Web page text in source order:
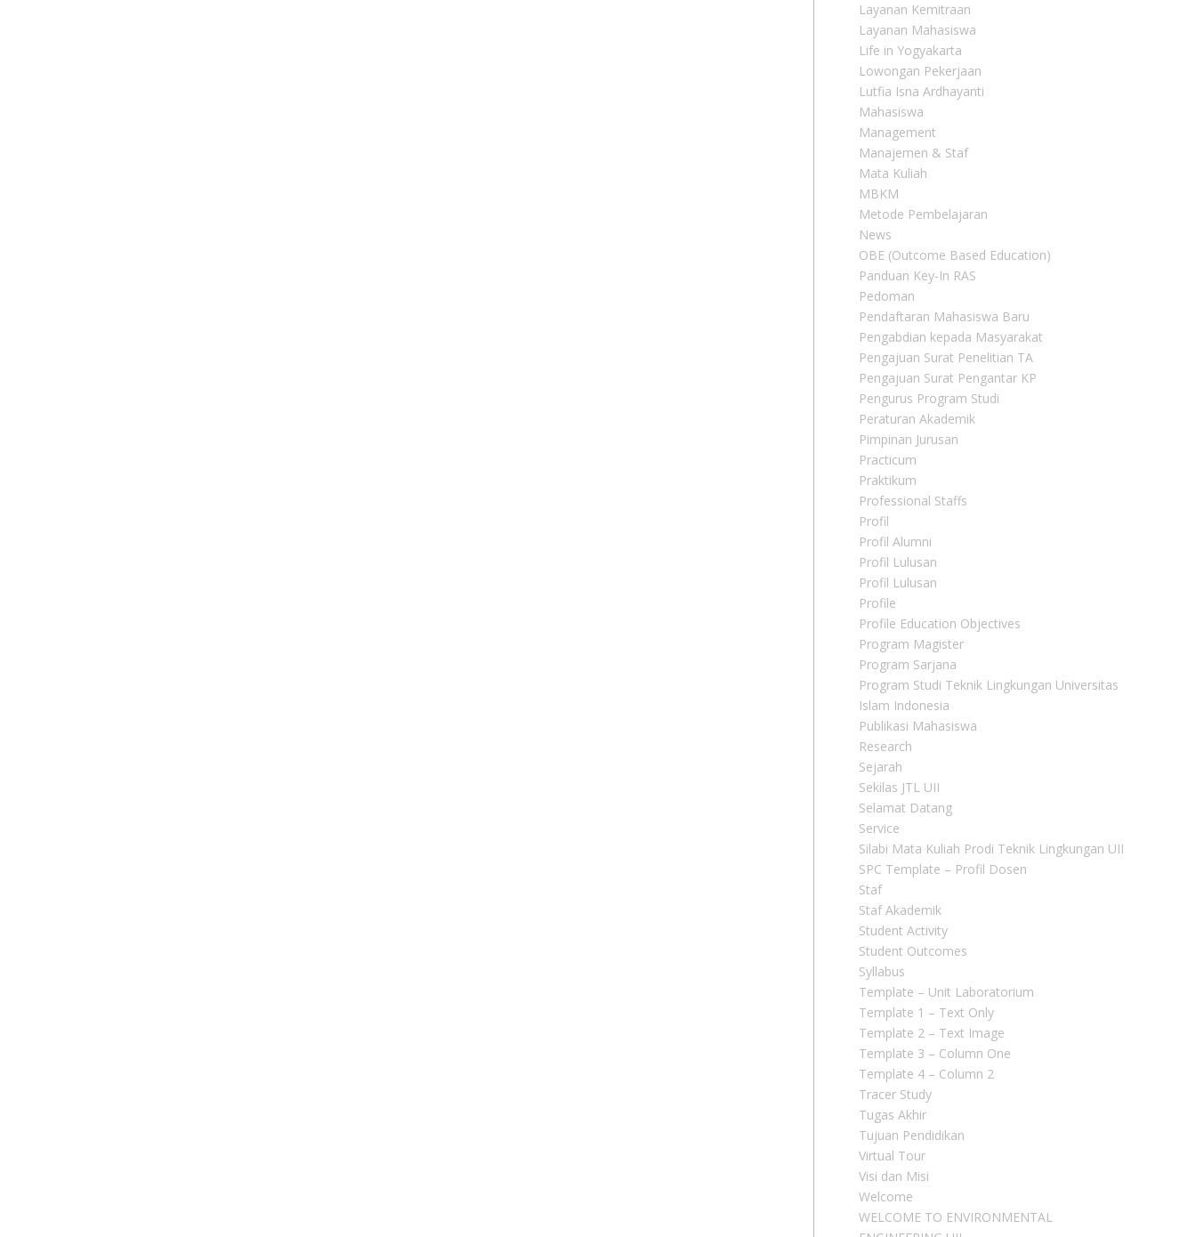
Layanan Kemitraan
Layanan Mahasiswa
Life in Yogyakarta
Lowongan Pekerjaan
Lutfia Isna Ardhayanti
Mahasiswa
Management
Manajemen & Staf
Mata Kuliah
MBKM
Metode Pembelajaran
News
OBE (Outcome Based Education)
Panduan Key-In RAS
Pedoman
Pendaftaran Mahasiswa Baru
Pengabdian kepada Masyarakat
Pengajuan Surat Penelitian TA
Pengajuan Surat Pengantar KP
Pengurus Program Studi
Peraturan Akademik
Pimpinan Jurusan
Practicum
Praktikum
Professional Staffs
Profil
Profil Alumni
Profil Lulusan
Profil Lulusan
Profile
Profile Education Objectives
Program Magister
Program Sarjana
Program Studi Teknik Lingkungan Universitas
Islam Indonesia
Publikasi Mahasiswa
Research
Sejarah
Sekilas JTL UII
Selamat Datang
Service
Silabi Mata Kuliah Prodi Teknik Lingkungan UII
SPC Template – Profil Dosen
Staf
Staf Akademik
Student Activity
Student Outcomes
Syllabus
Template – Unit Laboratorium
Template 1 – Text Only
Template 2 – Text Image
Template 3 – Column One
Template 4 – Column 2
Tracer Study
Tugas Akhir
Tujuan Pendidikan
Virtual Tour
Visi dan Misi
Welcome
WELCOME TO ENVIRONMENTAL